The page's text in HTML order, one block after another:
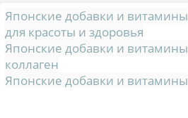
Японские добавки и витамины
для красоты и здоровья
Японские добавки и витамины
коллаген
Японские добавки и витамины